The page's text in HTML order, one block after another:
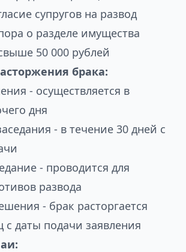
супругов на развод
о разделе имущества
50 000 рублей
брака:
- осуществляется в
дня
- в течение 30 дней с
- проводится для
развода
- брак расторгается
с даты подачи заявления